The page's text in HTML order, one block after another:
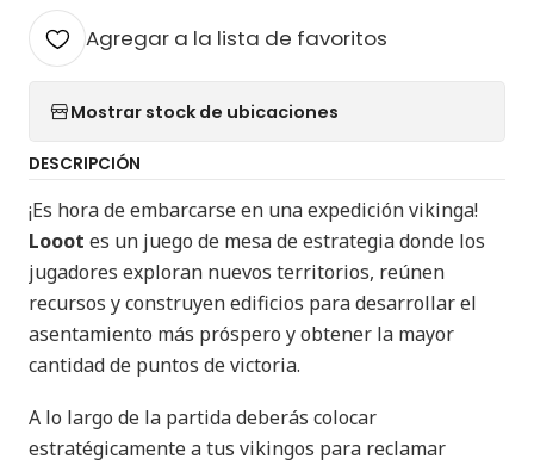
Agregar a la lista de favoritos
Mostrar stock de ubicaciones
DESCRIPCIÓN
¡Es hora de embarcarse en una expedición vikinga!
Looot es un juego de mesa de estrategia donde los
jugadores exploran nuevos territorios, reúnen
recursos y construyen edificios para desarrollar el
asentamiento más próspero y obtener la mayor
cantidad de puntos de victoria.
A lo largo de la partida deberás colocar
estratégicamente a tus vikingos para reclamar